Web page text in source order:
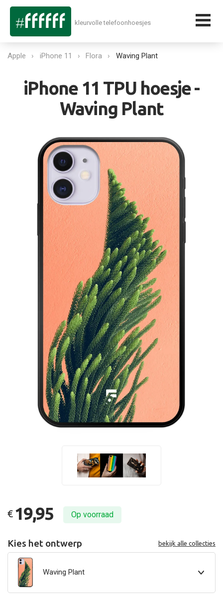
kleurvolle telefoonhoesjes
Apple iPhone 11 Flora Waving Plant
iPhone 11 TPU hoesje -
Waving Plant
€ 19,95 Op voorraad
Kies het ontwerp bekijk alle collecties
Waving Plant